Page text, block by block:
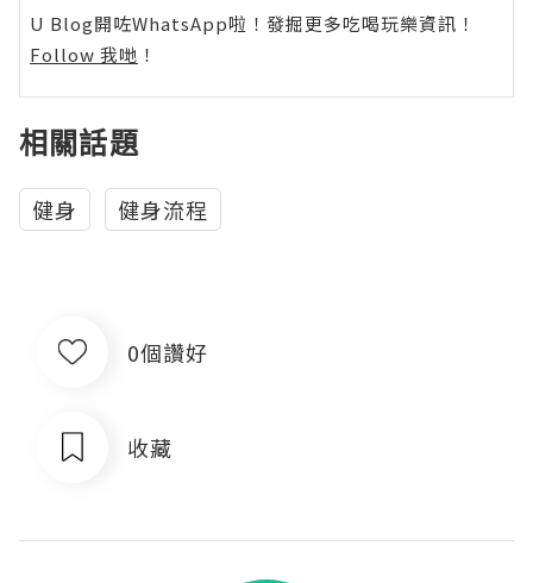
U Blog開咗WhatsApp啦！發掘更多吃喝玩樂資訊！
Follow 我哋 ！
相關話題
健身 健身流程
0個讚好
收藏